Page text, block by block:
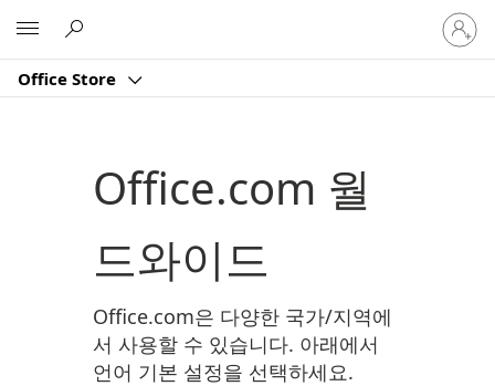
Office Store
귀
하
계
Office.com 월
드와이드
Office.com은 다양한 국가/지역에
서 사용할 수 있습니다. 아래에서
언어 기본 설정을 선택하세요.